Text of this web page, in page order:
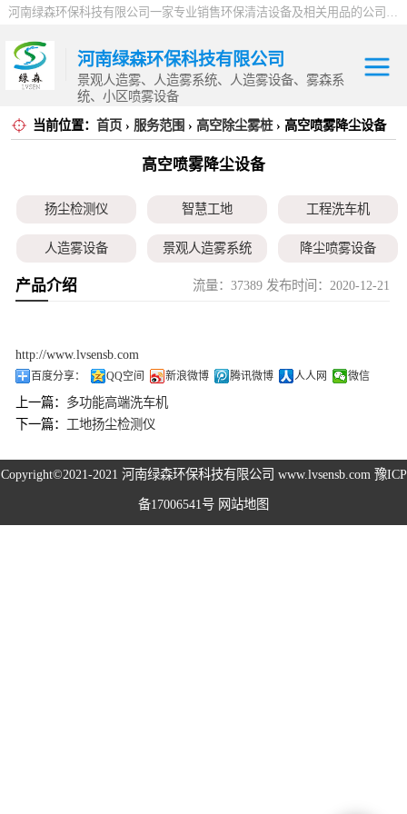
河南绿森环保科技有限公司一家专业销售环保清洁设备及相关用品的公司，产品包括：音乐喷泉、雾森系统、人造雾设备、景观人造雾、人造雾系统、小区喷雾设备、高压喷雾降尘设备、料仓喷雾除尘系统、喷雾降温加湿设备、郑州喷雾消毒设备，等八大系列上百个品种。
河南绿森环保科技有限公司
景观人造雾、人造雾系统、人造雾设备、雾森系
统、小区喷雾设备
当前位置： 首页 › 服务范围 › 高空除尘雾桩› 高空喷雾降尘设备
高空喷雾降尘设备
扬尘检测仪 智慧工地 工程洗车机
人造雾设备 景观人造雾系统 降尘喷雾设备
小区喷雾设备 高空除尘雾桩 广场音乐喷泉
产品介绍 流量：37389 发布时间：2020-12-21
http://www.lvsensb.com
百度分享： QQ空间 新浪微博 腾讯微博 人人网 微信
上一篇： 多功能高端洗车机
下一篇： 工地扬尘检测仪
Copyright©2021-2021 河南绿森环保科技有限公司 www.lvsensb.com 豫ICP
备17006541号 网站地图
扬尘检测仪
工程洗车机
景观人造雾系统
降尘喷雾设备
小区喷雾设备
广场音乐喷泉
音乐喷泉